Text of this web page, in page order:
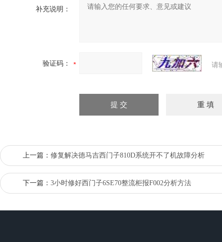
补充说明：
验证码： 请
上一篇： 修复解决德马吉西门子810D系统开不了机故障分析
下一篇： 3小时修好西门子6SE70整流柜报F002分析方法